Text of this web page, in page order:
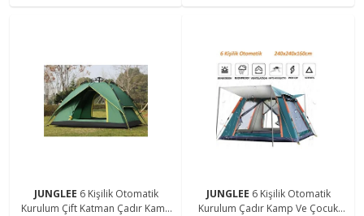
JUNGLEE 6 Kişilik Otomatik
Kurulum Çift Katman Çadır Kamp
JUNGLEE 6 Kişilik Otomatik
Kurulum Çadır Kamp Ve Çocuk